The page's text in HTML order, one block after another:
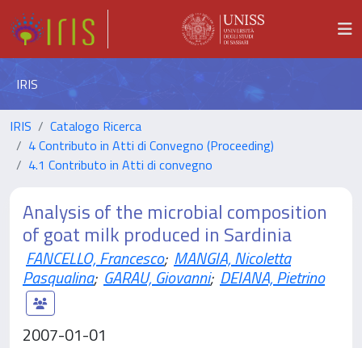
IRIS
IRIS
Catalogo Ricerca
4 Contributo in Atti di Convegno (Proceeding)
4.1 Contributo in Atti di convegno
Analysis of the microbial composition
of goat milk produced in Sardinia
FANCELLO, Francesco; MANGIA, Nicoletta
Pasqualina; GARAU, Giovanni; DEIANA, Pietrino
2007-01-01